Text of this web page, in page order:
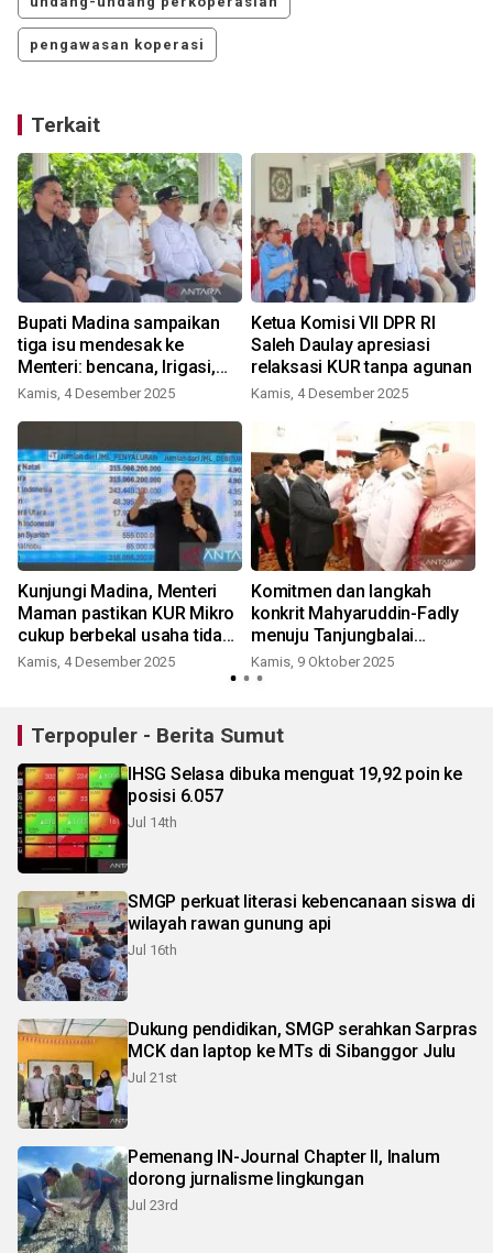
pengawasan koperasi
Terkait
Bupati Madina sampaikan
tiga isu mendesak ke
Menteri: bencana, Irigasi,
dan ketahanan pangan
Kamis, 4 Desember 2025
Ketua Komisi VII DPR RI
Saleh Daulay apresiasi
relaksasi KUR tanpa agunan
Kamis, 4 Desember 2025
Kunjungi Madina, Menteri
Maman pastikan KUR Mikro
cukup berbekal usaha tidak
perlu agunan
Kamis, 4 Desember 2025
Komitmen dan langkah
konkrit Mahyaruddin-Fadly
menuju Tanjungbalai
"EMAS"
Kamis, 9 Oktober 2025
Terpopuler - Berita Sumut
IHSG Selasa dibuka menguat 19,92 poin ke
posisi 6.057
Jul 14th
SMGP perkuat literasi kebencanaan siswa di
wilayah rawan gunung api
Jul 16th
Dukung pendidikan, SMGP serahkan Sarpras
MCK dan laptop ke MTs di Sibanggor Julu
Jul 21st
Pemenang IN-Journal Chapter II, Inalum
dorong jurnalisme lingkungan
Jul 23rd